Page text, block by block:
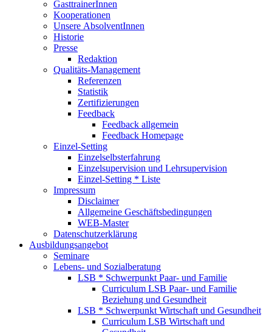
GasttrainerInnen
Kooperationen
Unsere AbsolventInnen
Historie
Presse
Redaktion
Qualitäts-Management
Referenzen
Statistik
Zertifizierungen
Feedback
Feedback allgemein
Feedback Homepage
Einzel-Setting
Einzelselbsterfahrung
Einzelsupervision und Lehrsupervision
Einzel-Setting * Liste
Impressum
Disclaimer
Allgemeine Geschäftsbedingungen
WEB-Master
Datenschutzerklärung
Ausbildungsangebot
Seminare
Lebens- und Sozialberatung
LSB * Schwerpunkt Paar- und Familie
Curriculum LSB Paar- und Familie
Beziehung und Gesundheit
LSB * Schwerpunkt Wirtschaft und Gesundheit
Curriculum LSB Wirtschaft und